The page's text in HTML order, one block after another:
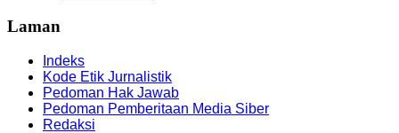
Laman
Indeks
Kode Etik Jurnalistik
Pedoman Hak Jawab
Pedoman Pemberitaan Media Siber
Redaksi